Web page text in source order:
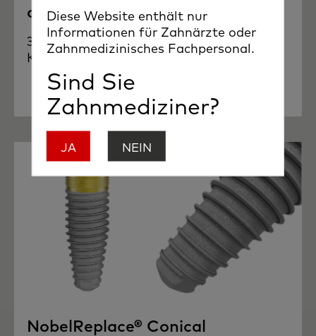
creos™ xenogain
3 Applikationsmethoden für jede
Knochenaugmentation.
NobelReplace® Conical
Diese Website enthält nur
Informationen für Zahnärzte oder
Zahnmedizinisches Fachpersonal.
Sind Sie
Zahnmediziner?
JA NEIN